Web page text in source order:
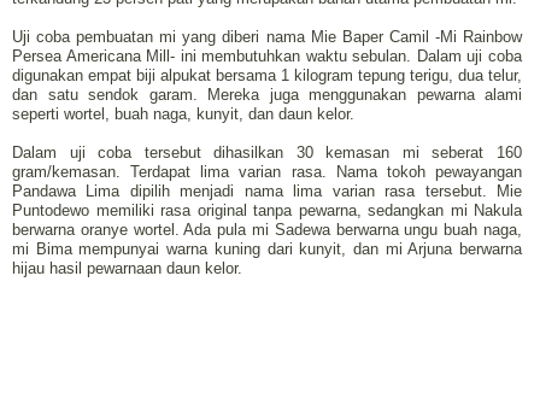
Uji coba pembuatan mi yang diberi nama Mie Baper Camil -Mi Rainbow
Persea Americana Mill- ini membutuhkan waktu sebulan. Dalam uji coba
digunakan empat biji alpukat bersama 1 kilogram tepung terigu, dua telur,
dan satu sendok garam. Mereka juga menggunakan pewarna alami
seperti wortel, buah naga, kunyit, dan daun kelor.
Dalam uji coba tersebut dihasilkan 30 kemasan mi seberat 160
gram/kemasan. Terdapat lima varian rasa. Nama tokoh pewayangan
Pandawa Lima dipilih menjadi nama lima varian rasa tersebut. Mie
Puntodewo memiliki rasa original tanpa pewarna, sedangkan mi Nakula
berwarna oranye wortel. Ada pula mi Sadewa berwarna ungu buah naga,
mi Bima mempunyai warna kuning dari kunyit, dan mi Arjuna berwarna
hijau hasil pewarnaan daun kelor.